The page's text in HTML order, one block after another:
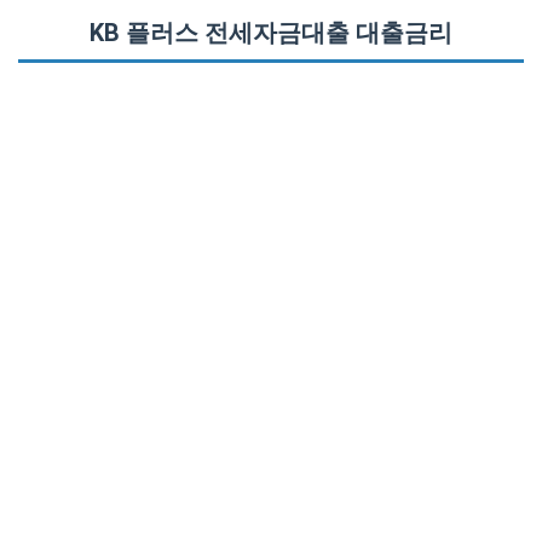
KB 플러스 전세자금대출 대출금리